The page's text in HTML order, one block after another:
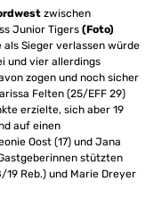
zwischen
Junior Tigers (Foto)
als Sieger verlassen würde
und vier allerdings
zogen und noch sicher
Felten (25/EFF 29)
erzielte, sich aber 19
auf einen
Oost (17) und Jana
stützten
Reb.) und Marie Dreyer